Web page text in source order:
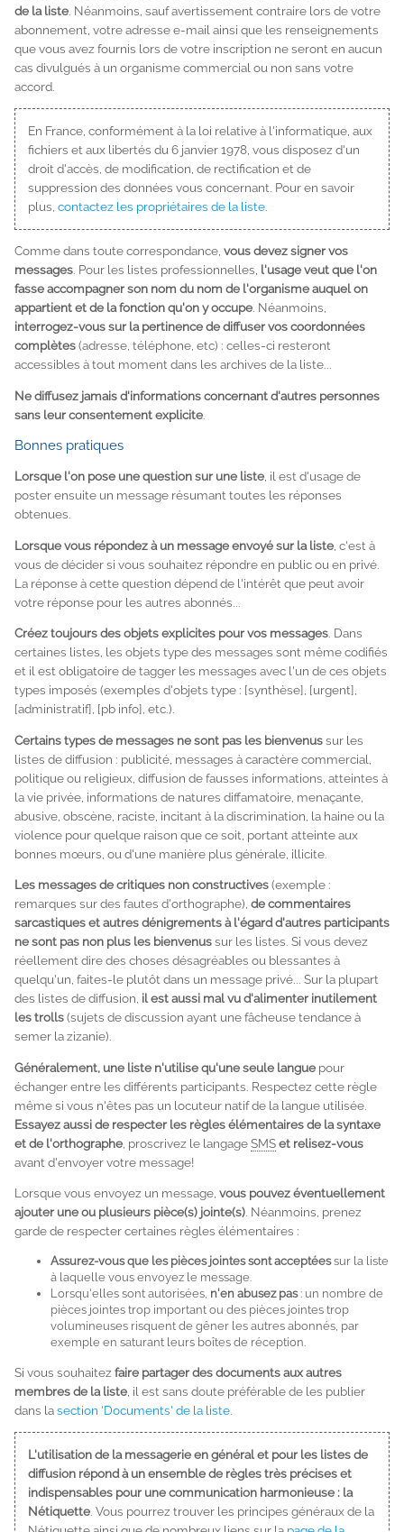
de la liste . Néanmoins, sauf avertissement contraire lors de votre
abonnement, votre adresse e-mail ainsi que les renseignements
que vous avez fournis lors de votre inscription ne seront en aucun
cas divulgués à un organisme commercial ou non sans votre
accord.
En France, conformément à la loi relative à l'informatique, aux
fichiers et aux libertés du 6 janvier 1978, vous disposez d'un
droit d'accès, de modification, de rectification et de
suppression des données vous concernant. Pour en savoir
plus, contactez les propriétaires de la liste.
Comme dans toute correspondance, vous devez signer vos
messages . Pour les listes professionnelles, l'usage veut que l'on
fasse accompagner son nom du nom de l'organisme auquel on
appartient et de la fonction qu'on y occupe . Néanmoins,
interrogez-vous sur la pertinence de diffuser vos coordonnées
complètes(adresse, téléphone, etc) : celles-ci resteront
accessibles à tout moment dans les archives de la liste...
Ne diffusez jamais d'informations concernant d'autres personnes
sans leur consentement explicite
Bonnes pratiques
Lorsque l'on pose une question sur une liste , il est d'usage de
poster ensuite un message résumant toutes les réponses
obtenues.
Lorsque vous répondez à un message envoyé sur la liste , c'est à
vous de décider si vous souhaitez répondre en public ou en privé.
La réponse à cette question dépend de l'intérêt que peut avoir
votre réponse pour les autres abonnés...
Créez toujours des objets explicites pour vos messages . Dans
certaines listes, les objets type des messages sont même codifiés
et il est obligatoire de tagger les messages avec l'un de ces objets
types imposés (exemples d'objets type : [synthèse] [urgent]
[administratif] [pb info] , etc.).
Certains types de messages ne sont pas les bienvenussur les
listes de diffusion : publicité, messages à caractère commercial,
politique ou religieux, diffusion de fausses informations, atteintes à
la vie privée, informations de natures diffamatoire, menaçante,
abusive, obscène, raciste, incitant à la discrimination, la haine ou la
violence pour quelque raison que ce soit, portant atteinte aux
bonnes mœurs, ou d'une manière plus générale, illicite.
Les messages de critiques non constructives(exemple :
remarques sur des fautes d'orthographe), de commentaires
sarcastiques et autres dénigrements à l'égard d'autres participants
ne sont pas non plus les bienvenussur les listes. Si vous devez
réellement dire des choses désagréables ou blessantes à
quelqu'un, faites-le plutôt dans un message privé... Sur la plupart
des listes de diffusion, il est aussi mal vu d'alimenter inutilement
lestrolls(sujets de discussion ayant une fâcheuse tendance à
semer la zizanie).
Généralement, une liste n'utilise qu'une seule langue pour
échanger entre les différents participants. Respectez cette règle
même si vous n'êtes pas un locuteur natif de la langue utilisée.
Essayez aussi de respecter les règles élémentaires de la syntaxe
et de l'orthographe , proscrivez le langageSMSet relisez-vous
avant d'envoyer votre message!
Lorsque vous envoyez un message, vous pouvez éventuellement
ajouter une ou plusieurs pièce(s) jointe(s). Néanmoins, prenez
garde de respecter certaines règles élémentaires :
Assurez-vous que les pièces jointes sont acceptéessur la liste
à laquelle vous envoyez le message.
Lorsqu'elles sont autorisées, n'en abusez pas: un nombre de
pièces jointes trop important ou des pièces jointes trop
volumineuses risquent de gêner les autres abonnés, par
exemple en saturant leurs boîtes de réception.
Si vous souhaitezfaire partager des documents aux autres
membres de la liste , il est sans doute préférable de les publier
dans lasection 'Documents' de la liste
L'utilisation de la messagerie en général et pour les listes de
diffusion répond à un ensemble de règles très précises et
indispensables pour une communication harmonieuse : la
Nétiquette. Vous pourrez trouver les principes généraux de la